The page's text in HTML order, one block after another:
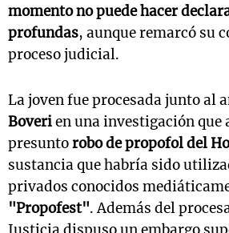
momento no puede hacer
profundas, aunque remarcó su
proceso judicial.
La joven fue procesada junto al
Boverien una investigación que
presuntorobo de propofol del
sustancia que habría sido
privados conocidos
"Propofest". Además del